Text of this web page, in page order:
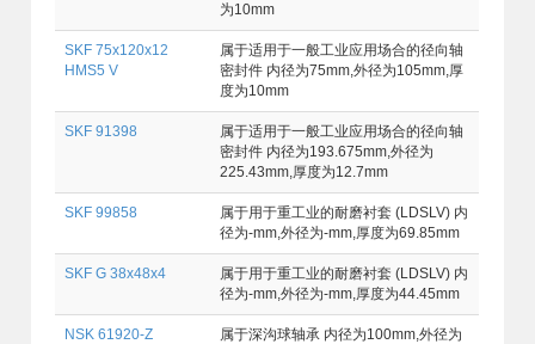
为10mm
SKF 75x120x12
HMS5 V
属于适用于一般工业应用场合的径向轴
密封件 内径为75mm,外径为105mm,厚
度为10mm
SKF 91398
属于适用于一般工业应用场合的径向轴
密封件 内径为193.675mm,外径为
225.43mm,厚度为12.7mm
SKF 99858
属于用于重工业的耐磨衬套 (LDSLV) 内
径为-mm,外径为-mm,厚度为69.85mm
SKF G 38x48x4
属于用于重工业的耐磨衬套 (LDSLV) 内
径为-mm,外径为-mm,厚度为44.45mm
NSK 61920-Z
属于深沟球轴承 内径为100mm,外径为